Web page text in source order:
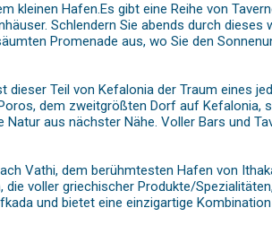
kleinen Hafen.Es gibt eine Reihe von
Schlendern Sie abends durch dieses
Promenade aus, wo Sie den
Teil von Kefalonia der Traum eines
dem zweitgrößten Dorf auf Kefalonia,
aus nächster Nähe. Voller Bars und
Vathi, dem berühmtesten Hafen von
voller griechischer Produkte/
und bietet eine einzigartige